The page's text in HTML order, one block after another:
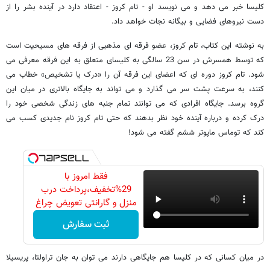
کلیسا خبر می دهد و می نویسد او - تام کروز - اعتقاد دارد در آینده بشر را از
دست نیروهای فضایی و بیگانه نجات خواهد داد.
به نوشته این کتاب، تام کروز، عضو فرقه ای مذهبی از فرقه های مسیحیت است
که توسط همسرش در سن 23 سالگی به کلیسای متعلق به این فرقه معرفی می
شود. تام کروز دوره ای که اعضای این فرقه آن را «درک یا تشخیص» خطاب می
کنند، به سرعت پشت سر می گذارد و می تواند به جایگاه بالاتری در میان این
گروه برسد. جایگاه افرادی که می توانند تمام جنبه های زندگی شخصی خود را
درک کرده و درباره آینده خود نظر بدهند که حتی تام کروز نام جدیدی کسب می
کند که توماس ماپوتر ششم گفته می شود!
فقط امروز با
29%تخفیف،پرداخت درب
منزل و گارانتی تعویض چراغ
ثبت سفارش
در میان کسانی که در کلیسا هم جایگاهی دارند می توان به جان تراولتا، پریسیلا